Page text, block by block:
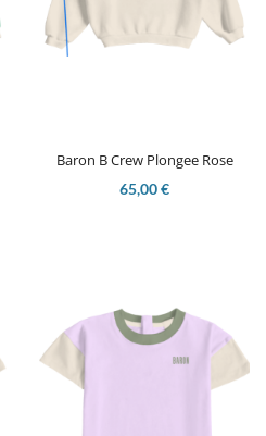
Baron B Crew Plongee Rose
65,00 €